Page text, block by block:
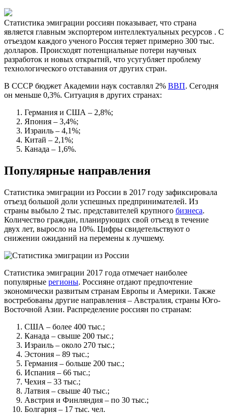
Статистика эмиграции россиян показывает, что страна
является главным экспортером интеллектуальных ресурсов . С
отъездом каждого ученого Россия теряет примерно 300 тыс.
долларов. Происходят потенциальные потери научных
разработок и новых открытий, что усугубляет проблему
технологического отставания от других стран.
В СССР бюджет Академии наук составлял 2% ВВП. Сегодня
он меньше 0,3%. Ситуация в других странах:
Германия и США – 2,8%;
Япония – 3,4%;
Израиль – 4,1%;
Китай – 2,1%;
Канада – 1,6%.
Популярные направления
Статистика эмиграции из России в 2017 году зафиксировала
отъезд большой доли успешных предпринимателей. Из
страны выбыло 2 тыс. представителей крупного бизнеса.
Количество граждан, планирующих свой отъезд в течение
двух лет, выросло на 10%. Цифры свидетельствуют о
снижении ожиданий на перемены к лучшему.
Статистика эмиграции 2017 года отмечает наиболее
популярные регионы. Россияне отдают предпочтение
экономически развитым странам Европы и Америки. Также
востребованы другие направления – Австралия, страны Юго-
Восточной Азии. Распределение россиян по странам:
США – более 400 тыс.;
Канада – свыше 200 тыс.;
Израиль – около 270 тыс.;
Эстония – 89 тыс.;
Германия – больше 200 тыс.;
Испания – 66 тыс.;
Чехия – 33 тыс.;
Латвия – свыше 40 тыс.;
Австрия и Финляндия – по 30 тыс.;
Болгария – 17 тыс. чел.